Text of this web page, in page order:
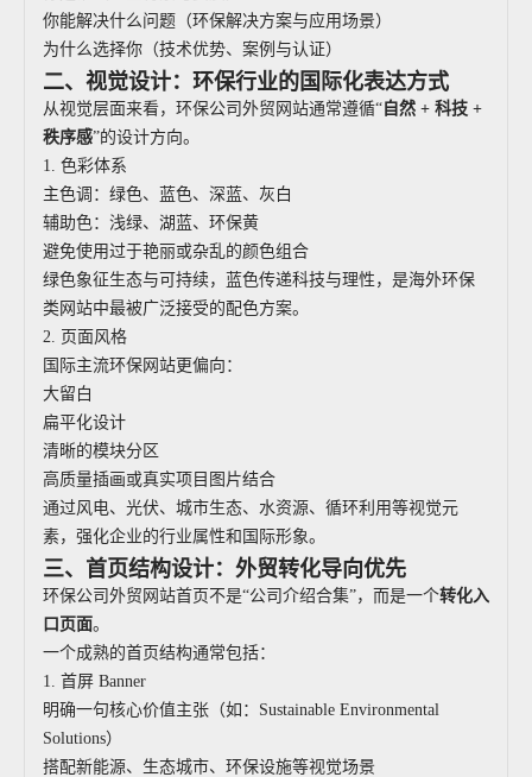
你能解决什么问题（环保解决方案与应用场景）
为什么选择你（技术优势、案例与认证）
二、视觉设计：环保行业的国际化表达方式
从视觉层面来看，环保公司外贸网站通常遵循“ 自然 + 科技 +
秩序感”的设计方向。
1. 色彩体系
主色调：绿色、蓝色、深蓝、灰白
辅助色：浅绿、湖蓝、环保黄
避免使用过于艳丽或杂乱的颜色组合
绿色象征生态与可持续，蓝色传递科技与理性，是海外环保
类网站中最被广泛接受的配色方案。
2. 页面风格
国际主流环保网站更偏向：
大留白
扁平化设计
清晰的模块分区
高质量插画或真实项目图片结合
通过风电、光伏、城市生态、水资源、循环利用等视觉元
素，强化企业的行业属性和国际形象。
三、首页结构设计：外贸转化导向优先
环保公司外贸网站首页不是“公司介绍合集”，而是一个转化入
口页面。
一个成熟的首页结构通常包括：
1. 首屏 Banner
明确一句核心价值主张（如：Sustainable Environmental
Solutions）
搭配新能源、生态城市、环保设施等视觉场景